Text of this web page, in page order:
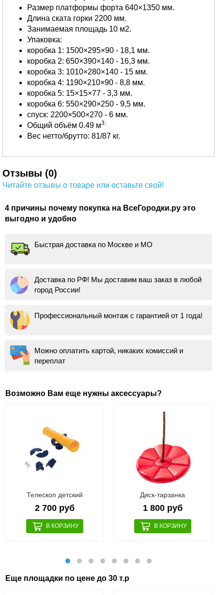
Размер платформы форта 640×1350 мм.
Длина ската горки 2200 мм.
Занимаемая площадь 10 м2.
Упаковка:
коробка 1: 1500×295×90 - 18,1 мм.
коробка 2: 650×390×140 - 16,3 мм.
коробка 3: 1010×280×140 - 15 мм.
коробка 4: 1190×210×90 - 8,8 мм.
коробка 5: 15×15×77 - 3,3 мм.
коробка 6: 550×290×250 - 9,5 мм.
спуск: 2200×500×270 - 6 мм.
Общий объём 0.49 м3.
Вес нетто/брутто: 81/87 кг.
Отзывы (0)
Читайте отзывы о товаре или оставьте свой!
4 причины почему покупка на ВсеГородки.ру это
выгодно и удобно
Быстрая доставка по Москве и МО
Доставка по РФ! Мы доставим ваш заказ в любой
город России!
Профессиональный монтаж с гарантией от 1 года!
Можно оплатить картой, никаких комиссий и
переплат
Возможно Вам еще нужны аксессуары?
Телескоп детский
2 700 руб
Диск-тарзанка
1 800 руб
Еще площадки по цене до 30 т.р